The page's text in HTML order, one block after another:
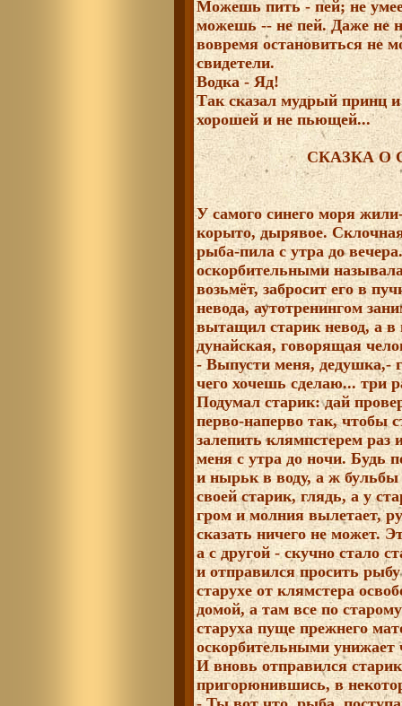
Можешь пить - пей; не
можешь -- не пей. Даже не
вовремя остановиться не
свидетели.
Водка - Яд!
Так сказал мудрый принц
хорошей и не пьющей...
СКАЗКА О
У самого синего моря
корыто, дырявое.
рыба-пила с утра до
оскорбительными
возьмёт, забросит его в
невода, аутотренингом
вытащил старик невод, а в
дунайская, говорящая
- Выпусти меня, дедушка,-
чего хочешь сделаю... три
Подумал старик: дай
перво-наперво так, чтобы
залепить клямпстерем раз
меня с утра до ночи. Будь
и нырьк в воду, а ж
своей старик, глядь, а у
гром и молния вылетает,
сказать ничего не может.
а с другой - скучно стало
и отправился просить
старухе от клямстера
домой, а там все по
старуха пуще прежнего
оскорбительными унижает
И вновь отправился
пригорюнившись, в